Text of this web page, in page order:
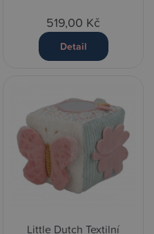
519,00 Kč
Detail
Little Dutch Textilní